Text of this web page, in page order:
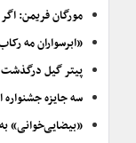
مورگان فریمن:
«ابرسواران مه
پیتر گیل درگذشت
سه جایزه جشنواره
«بیضایی‌خوانی»